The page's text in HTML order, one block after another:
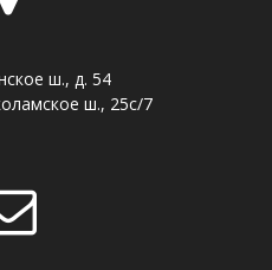
ш., д. 54
ш., 25с/7